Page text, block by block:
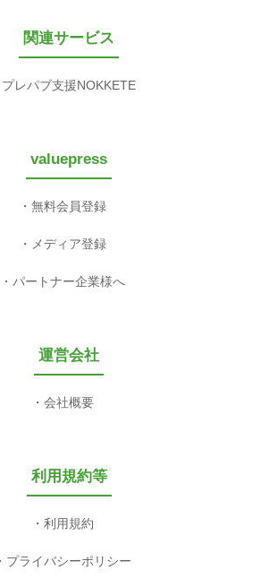
関連サービス
プレパブ支援NOKKETE
valuepress
無料会員登録
メディア登録
パートナー企業様へ
運営会社
会社概要
利用規約等
利用規約
プライバシーポリシー